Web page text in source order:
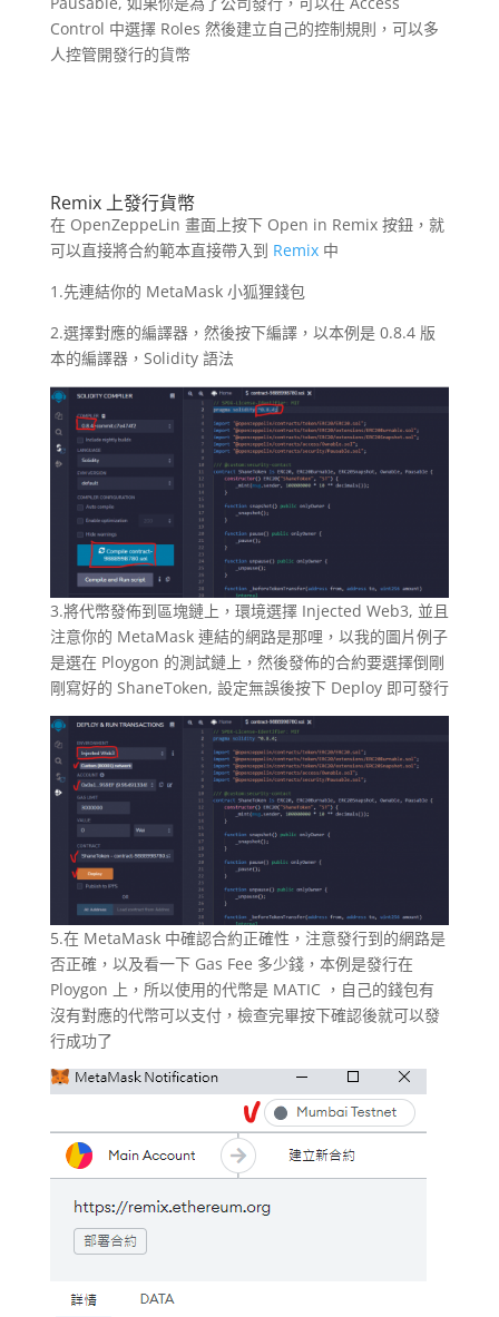
Control 中選擇 Roles 然後建立自己的控制規則，可以多
人控管開發行的貨幣
Remix 上發行貨幣
在 OpenZeppeLin 畫面上按下 Open in Remix 按鈕，就
可以直接將合約範本直接帶入到 Remix 中
1.先連結你的 MetaMask 小狐狸錢包
2.選擇對應的編譯器，然後按下編譯，以本例是 0.8.4 版
本的編譯器，Solidity 語法
3.將代幣發佈到區塊鏈上，環境選擇 Injected Web3, 並且
注意你的 MetaMask 連結的網路是那哩，以我的圖片例子
是選在 Ploygon 的測試鏈上，然後發佈的合約要選擇倒剛
剛寫好的 ShaneToken, 設定無誤後按下 Deploy 即可發行
5.在 MetaMask 中確認合約正確性，注意發行到的網路是
否正確，以及看一下 Gas Fee 多少錢，本例是發行在
Ploygon 上，所以使用的代幣是 MATIC ，自己的錢包有
沒有對應的代幣可以支付，檢查完畢按下確認後就可以發
行成功了